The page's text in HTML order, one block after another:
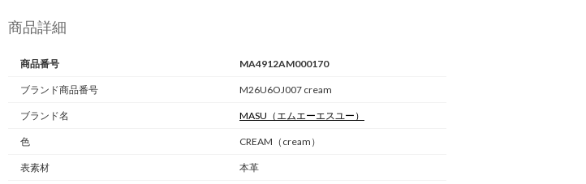
商品詳細
商品番号 MA4912AM000170
ブランド商品番号 M26U6OJ007 cream
ブランド名 MASU （エムエーエスユー）
色 CREAM（cream）
表素材 本革